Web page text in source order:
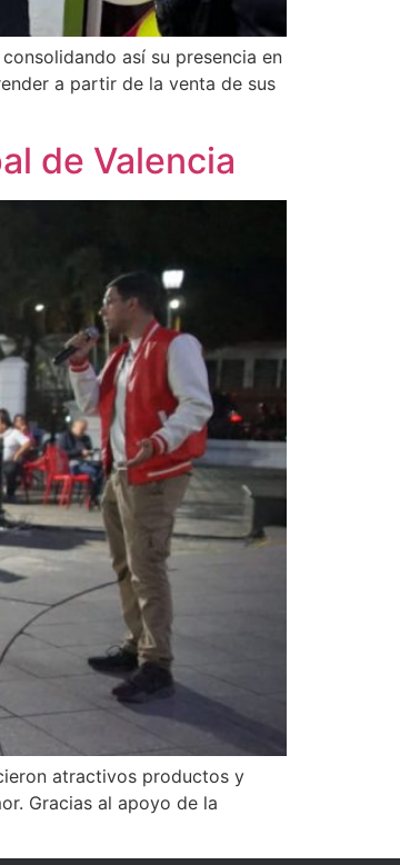
así su presencia en
a partir de la venta de sus
de Valencia
atractivos productos y
Gracias al apoyo de la